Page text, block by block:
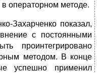
операторном методе.
Захарченко показал,
с постоянными
проинтегрировано
методом. В конце
успешно применил